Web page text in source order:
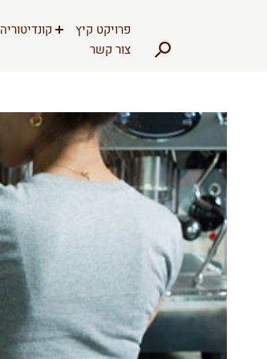
פרויקט קיץ קונדיטוריה
צור קשר